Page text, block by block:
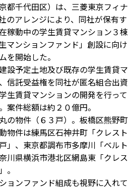
都千代田区）は、三菱東京フィナ
のアレンジにより、同社が保有す
稼動中の学生賃貸マンション３棟
マンションファンド」創設に向け
を開始した。
設予定土地及び既存の学生賃貸マ
信託受益権を同社が匿名組合出資
生賃貸マンションの開発を行って
案件総額は約２０億円。
の物件（６３戸）。板橋区熊野町
物件は練馬区石神井町「クレスト
」、東京都調布市多摩川「ベルト
川県横浜市港北区網島東「クレス
。
ョンファンド組成も視野に入れて